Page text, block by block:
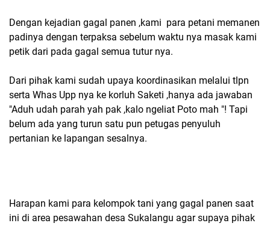
Dengan kejadian gagal panen ,kami para petani memanen
padinya dengan terpaksa sebelum waktu nya masak kami
petik dari pada gagal semua tutur nya.
Dari pihak kami sudah upaya koordinasikan melalui tlpn
serta Whas Upp nya ke korluh Saketi ,hanya ada jawaban
"Aduh udah parah yah pak ,kalo ngeliat Poto mah "! Tapi
belum ada yang turun satu pun petugas penyuluh
pertanian ke lapangan sesalnya.
Harapan kami para kelompok tani yang gagal panen saat
ini di area pesawahan desa Sukalangu agar supaya pihak